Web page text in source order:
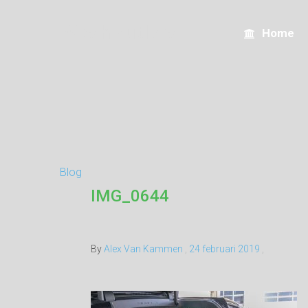
Home
Blog
IMG_0644
ByAlex Van Kammen 24 februari 2019